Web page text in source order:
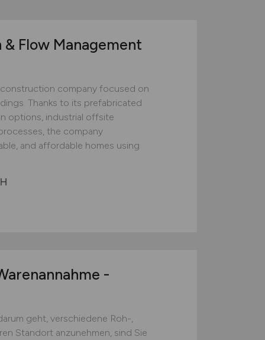
Flow Management
company focused on
Thanks to its prefabricated
options, industrial offsite
the company
and affordable homes using
-
geht, verschiedene Roh-,
Standort anzunehmen, sind Sie